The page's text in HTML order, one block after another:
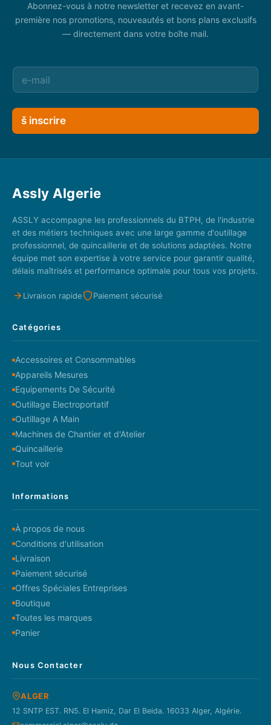
Abonnez-vous à notre newsletter et recevez en avant-
première nos promotions, nouveautés et bons plans exclusifs
— directement dans votre boîte mail.
š inscrire
Assly Algerie
ASSLY accompagne les professionnels du BTPH, de l'industrie
et des métiers techniques avec une large gamme d'outillage
professionnel, de quincaillerie et de solutions adaptées. Notre
équipe met son expertise à votre service pour garantir qualité,
délais maîtrisés et performance optimale pour tous vos projets.
Livraison rapide Paiement sécurisé
Catégories
Accessoires et Consommables
Appareils Mesures
Equipements De Sécurité
Outillage Electroportatif
Outillage A Main
Machines de Chantier et d'Atelier
Quincaillerie
Tout voir
Informations
À propos de nous
Conditions d'utilisation
Livraison
Paiement sécurisé
Offres Spéciales Entreprises
Boutique
Toutes les marques
Panier
Nous Contacter
ALGER
12 SNTP EST. RN5. El Hamiz, Dar El Beida. 16033 Alger, Algérie.